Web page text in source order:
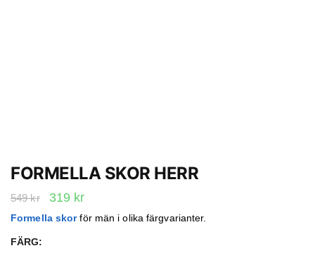
FORMELLA SKOR HERR
549kr
Det
ursprungliga
319 krDet
nuvarande
Formella skorför män i olika färgvarianter.
FÄRG: